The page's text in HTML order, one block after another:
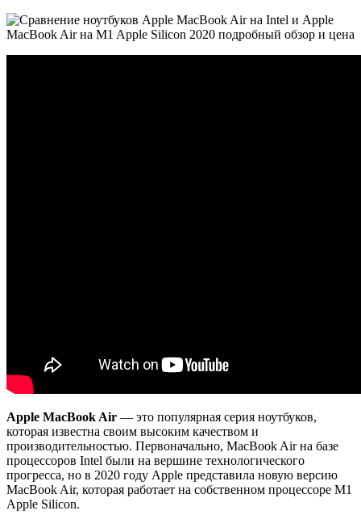
Apple MacBook Air — это популярная серия ноутбуков,
которая известна своим высоким качеством и
производительностью. Первоначально, MacBook Air на базе
процессоров Intel были на вершине технологического
прогресса, но в 2020 году Apple представила новую версию
MacBook Air, которая работает на собственном процессоре M1
Apple Silicon.